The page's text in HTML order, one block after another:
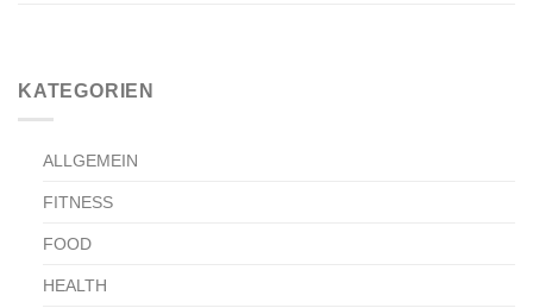
KATEGORIEN
ALLGEMEIN
FITNESS
FOOD
HEALTH